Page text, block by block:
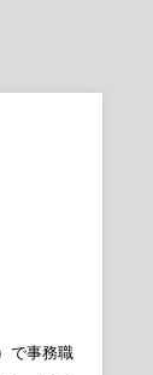
で事務職